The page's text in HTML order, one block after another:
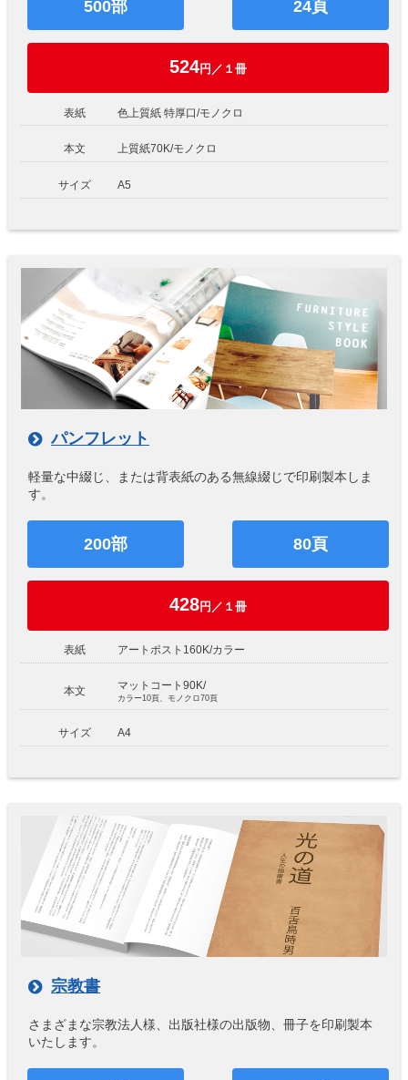
500部 24頁
524円／１冊
表紙 色上質紙 特厚口/モノクロ
本文 上質紙70K/モノクロ
サイズ A5
パンフレット
軽量な中綴じ、または背表紙のある無線綴じで印刷製本しま
す。
200部 80頁
428円／１冊
表紙 アートポスト160K/カラー
本文 マットコート90K/
カラー10頁、モノクロ70頁
サイズ A4
宗教書
さまざまな宗教法人様、出版社様の出版物、冊子を印刷製本
いたします。